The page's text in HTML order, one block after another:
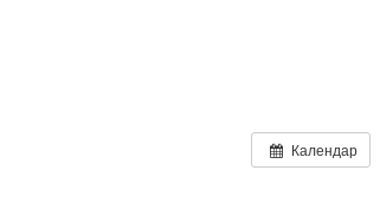
Календар